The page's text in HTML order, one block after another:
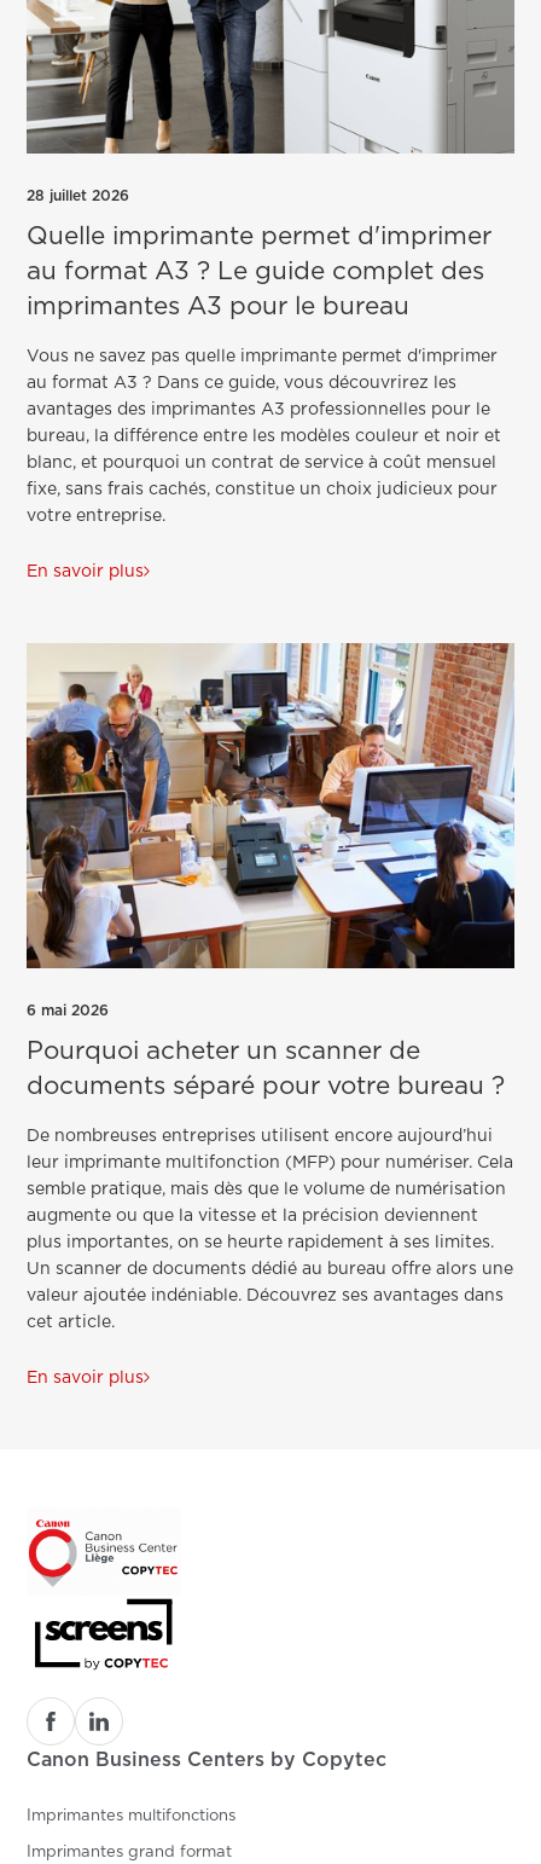
28 juillet 2026
Quelle imprimante permet d'imprimer
au format A3 ? Le guide complet des
imprimantes A3 pour le bureau
Vous ne savez pas quelle imprimante permet d'imprimer
au format A3 ? Dans ce guide, vous découvrirez les
avantages des imprimantes A3 professionnelles pour le
bureau, la différence entre les modèles couleur et noir et
blanc, et pourquoi un contrat de service à coût mensuel
fixe, sans frais cachés, constitue un choix judicieux pour
votre entreprise.
En savoir plus
6 mai 2026
Pourquoi acheter un scanner de
documents séparé pour votre bureau ?
De nombreuses entreprises utilisent encore aujourd’hui
leur imprimante multifonction (MFP) pour numériser. Cela
semble pratique, mais dès que le volume de numérisation
augmente ou que la vitesse et la précision deviennent
plus importantes, on se heurte rapidement à ses limites.
Un scanner de documents dédié au bureau offre alors une
valeur ajoutée indéniable. Découvrez ses avantages dans
cet article.
En savoir plus
Canon Business Centers by Copytec
Imprimantes multifonctions
Imprimantes grand format